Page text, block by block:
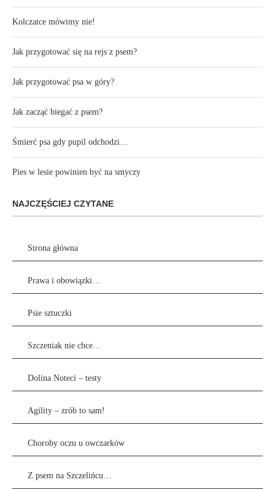
Kolczatce mówimy nie!
Jak przygotować się na rejs z psem?
Jak przygotować psa w góry?
Jak zacząć biegać z psem?
Śmierć psa gdy pupil odchodzi…
Pies w lesie powinien być na smyczy
NAJCZĘŚCIEJ CZYTANE
Strona główna
Prawa i obowiązki…
Psie sztuczki
Szczeniak nie chce…
Dolina Noteci – testy
Agility – zrób to sam!
Choroby oczu u owczarków
Z psem na Szczelińcu…